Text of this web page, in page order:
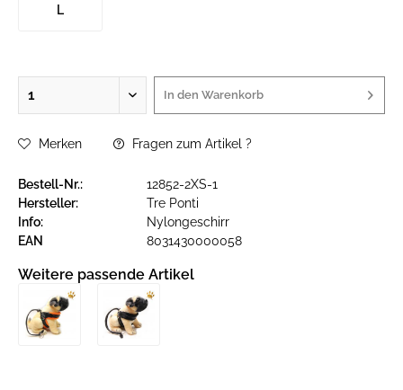
L
In den Warenkorb
Merken Fragen zum Artikel ?
Bestell-Nr.:
12852-2XS-1
Hersteller:
Tre Ponti
Info:
Nylongeschirr
EAN
8031430000058
Weitere passende Artikel